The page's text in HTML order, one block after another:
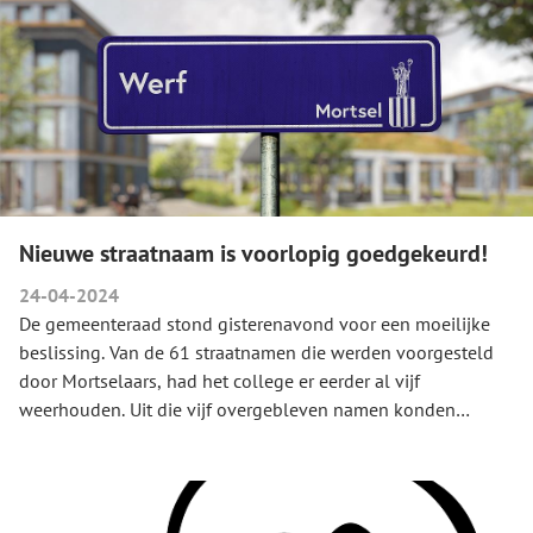
Nieuwe straatnaam is voorlopig goedgekeurd!
24-04-2024
De gemeenteraad stond gisterenavond voor een moeilijke
beslissing. Van de 61 straatnamen die werden voorgesteld
door Mortselaars, had het college er eerder al vijf
weerhouden. Uit die vijf overgebleven namen konden
Mortselaars: 66 stemmen voor het Benedictushof en 63
stemmen voor Werf. 'Werf' had dan misschien drie stemmen